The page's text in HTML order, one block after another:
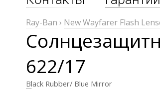
Ray-Ban › New Wayfarer Flash
622/17
Black Rubber/ Blue Mirror